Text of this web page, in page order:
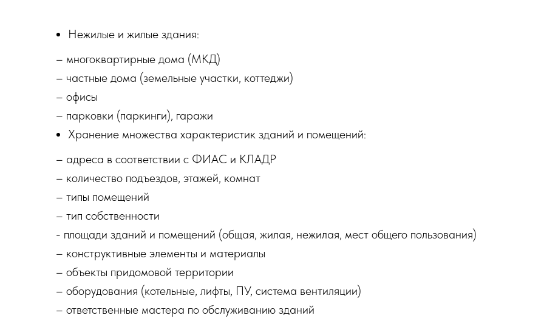
Нежилые и жилые здания:
– многоквартирные дома (МКД)
– частные дома (земельные участки, коттеджи)
– офисы
– парковки (паркинги), гаражи
Хранение множества характеристик зданий и помещений:
– адреса в соответствии с ФИАС и КЛАДР
– количество подъездов, этажей, комнат
– типы помещений
– тип собственности
- площади зданий и помещений (общая, жилая, нежилая, мест общего пользования)
– конструктивные элементы и материалы
– объекты придомовой территории
– оборудования (котельные, лифты, ПУ, система вентиляции)
– ответственные мастера по обслуживанию зданий